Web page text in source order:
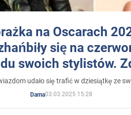
na Oscarach
się na
swoich stylistów.
udało się trafić w dziesiątkę ze
Dama03.03.2025 15:28